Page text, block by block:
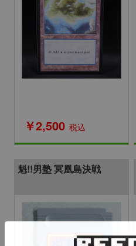
￥2,500 税込
魁!!男塾 冥凰島決戦